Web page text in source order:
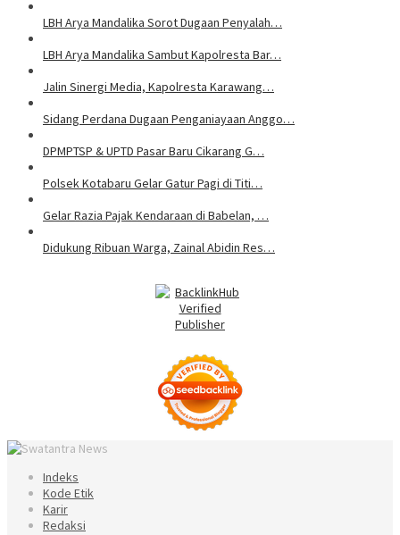
LBH Arya Mandalika Sorot Dugaan Penyalah…
LBH Arya Mandalika Sambut Kapolresta Bar…
Jalin Sinergi Media, Kapolresta Karawang…
Sidang Perdana Dugaan Penganiayaan Anggo…
DPMPTSP & UPTD Pasar Baru Cikarang G…
Polsek Kotabaru Gelar Gatur Pagi di Titi…
Gelar Razia Pajak Kendaraan di Babelan, …
Didukung Ribuan Warga, Zainal Abidin Res…
Indeks
Kode Etik
Karir
Redaksi